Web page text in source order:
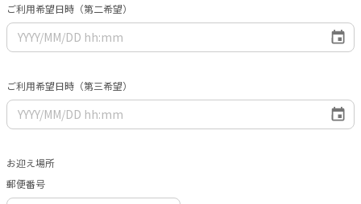
ご利用希望日時（第二希望）
ご利用希望日時（第三希望）
お迎え場所
郵便番号